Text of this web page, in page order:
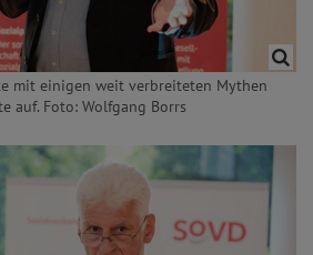
mit einigen weit verbreiteten Mythen
auf. Foto: Wolfgang Borrs